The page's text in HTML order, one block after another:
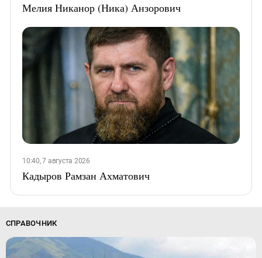
Мелия Никанор (Ника) Анзорович
10:40, 7 августа 2026
Кадыров Рамзан Ахматович
СПРАВОЧНИК